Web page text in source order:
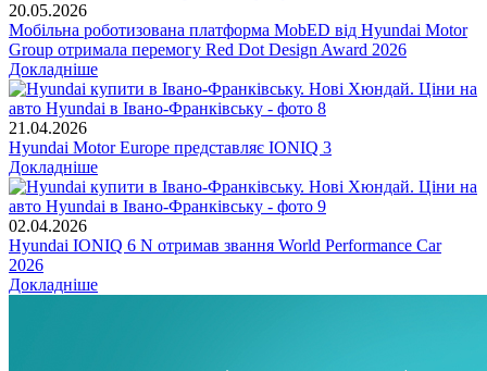
20.05.2026
Мобільна роботизована платформа MobED від Hyundai Motor
Group отримала перемогу Red Dot Design Award 2026
Докладніше
21.04.2026
Hyundai Motor Europe представляє IONIQ 3
Докладніше
02.04.2026
Hyundai IONIQ 6 N отримав звання World Performance Car
2026
Докладніше